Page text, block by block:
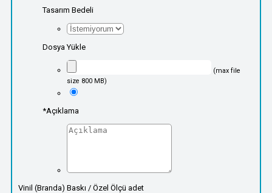
Tasarım Bedeli
Dosya Yükle
(max file
size 800 MB)
*Açıklama
Vinil (Branda) Baskı / Özel Ölçü adet